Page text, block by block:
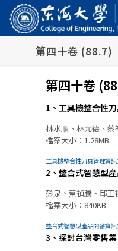
第四十卷 (88.7)
第四十卷
1、工具機整合性
林水順、林元德、蔡
檔案大小：1.28MB
工具機整合性刀具管理資
2、整合式智慧型
彭泉、蔡禎騰、邱正
檔案大小：840KB
整合式智慧型產品開發資
3、探討台灣零售